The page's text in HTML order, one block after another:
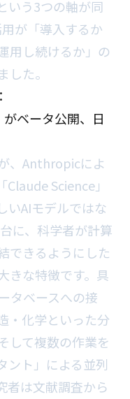
いう3つの軸が同
が「導入するか
用し続けるか」の
た。
ベータ公開、日
、Anthropicによ
Science」
いAIモデルではな
に、科学者が計算
できるようにした
きな特徴です。具
タベースへの接
・化学といった分
して複数の作業を
ント」による並列
者は文献調査から